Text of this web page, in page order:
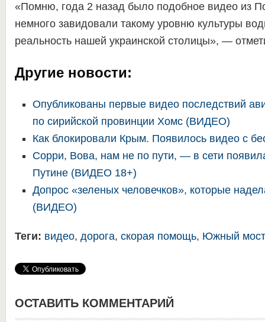
«Помню, года 2 назад было подобное видео из
немного завидовали такому уровню культуры
реальность нашей украинской столицы», —
Другие новости:
Опубликованы первые видео последствий
по сирийской провинции Хомс (ВИДЕО)
Как блокировали Крым. Появилось видео с
Сорри, Вова, нам не по пути, — в сети
Путине (ВИДЕО 18+)
Допрос «зеленых человечков», которые
(ВИДЕО)
Теги: видео, дорога, скорая помощь, Южный мост
ОСТАВИТЬ КОММЕНТАРИЙ